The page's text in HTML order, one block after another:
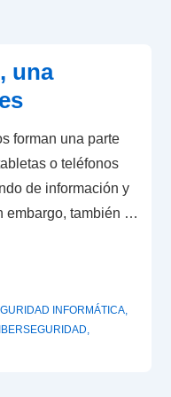
una
forman una parte
o teléfonos
de información y
embargo, también …
INFORMÁTICA,
,